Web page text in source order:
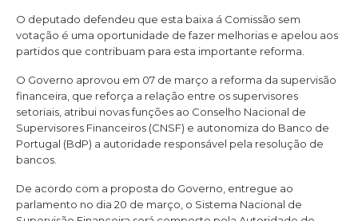
O deputado defendeu que esta baixa á Comissão sem
votação é uma oportunidade de fazer melhorias e apelou aos
partidos que contribuam para esta importante reforma.
O Governo aprovou em 07 de março a reforma da supervisão
financeira, que reforça a relação entre os supervisores
setoriais, atribui novas funções ao Conselho Nacional de
Supervisores Financeiros (CNSF) e autonomiza do Banco de
Portugal (BdP) a autoridade responsável pela resolução de
bancos.
De acordo com a proposta do Governo, entregue ao
parlamento no dia 20 de março, o Sistema Nacional de